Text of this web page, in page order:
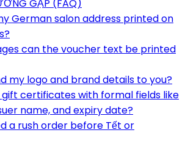
GẶP (FAQ)
German salon address printed on
can the voucher text be printed
my logo and brand details to you?
gift certificates with formal fields like
name, and expiry date?
a rush order before Tết or